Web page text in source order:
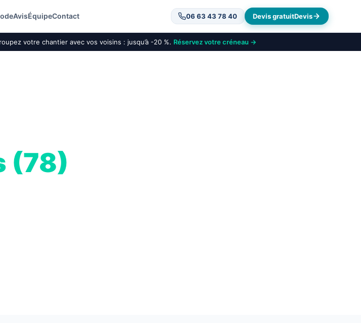
AvisÉquipeContact 06 63 43 78 40 Devis gratuitDevis
votre chantier avec vos voisins : jusqu’à -20 %. Réservez votre créneau →
(78)